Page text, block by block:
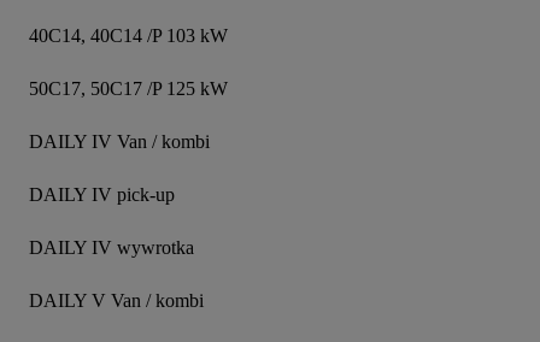
40C14, 40C14 /P 103 kW
50C17, 50C17 /P 125 kW
DAILY IV Van / kombi
DAILY IV pick-up
DAILY IV wywrotka
DAILY V Van / kombi